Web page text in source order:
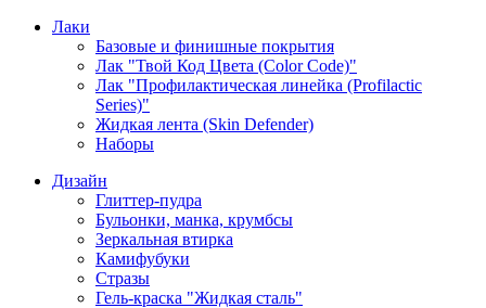
Лаки
Базовые и финишные покрытия
Лак "Твой Код Цвета (Color Code)"
Лак "Профилактическая линейка (Profilactic
Series)"
Жидкая лента (Skin Defender)
Наборы
Дизайн
Глиттер-пудра
Бульонки, манка, крумбсы
Зеркальная втирка
Камифубуки
Стразы
Гель-краска "Жидкая сталь"